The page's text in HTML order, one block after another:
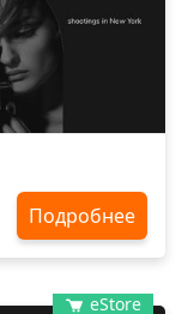
Подробнее
eStore